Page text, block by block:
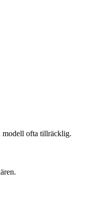
modell ofta tillräcklig.